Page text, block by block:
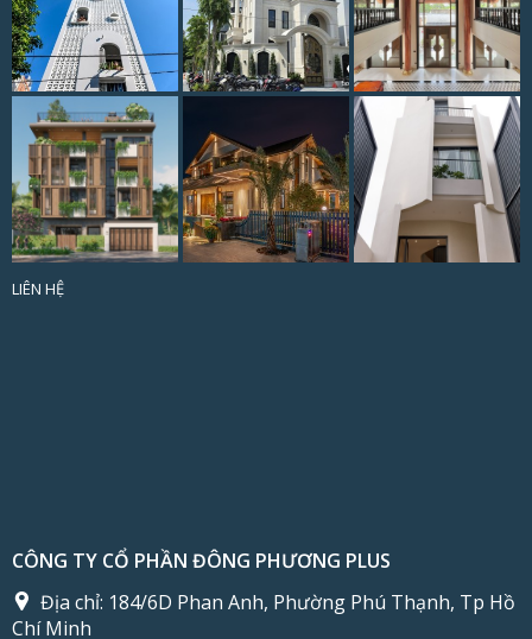
LIÊN HỆ
CÔNG TY CỔ PHẦN ĐÔNG PHƯƠNG PLUS
Địa chỉ: 184/6D Phan Anh, Phường Phú Thạnh, Tp Hồ
Chí Minh